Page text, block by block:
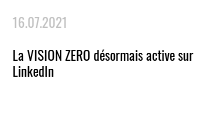
16.07.2021
La VISION ZERO désormais active sur
LinkedIn